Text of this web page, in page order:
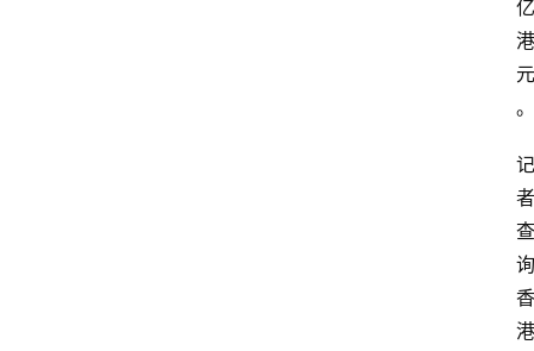
亿
港
元
。
记
者
查
询
香
港